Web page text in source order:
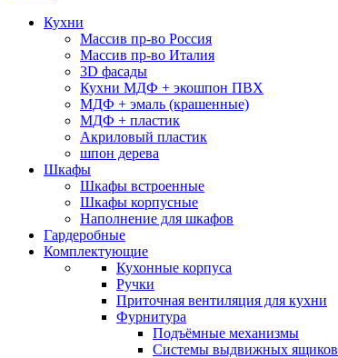
Кухни
Массив пр-во Россия
Массив пр-во Италия
3D фасады
Кухни МДФ + экошпон ПВХ
МДФ + эмаль (крашенные)
МДФ + пластик
Акриловый пластик
шпон дерева
Шкафы
Шкафы встроенные
Шкафы корпусные
Наполнение для шкафов
Гардеробные
Комплектующие
Кухонные корпуса
Ручки
Приточная вентиляция для кухни
Фурнитура
Подъёмные механизмы
Системы выдвижных ящиков